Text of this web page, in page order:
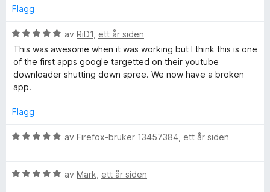
a
5
1
t
v
5
d
r
t
u
a
Flagg
V
u
r
d
e
t
i
u
av RiD1 ett år siden
This was awesome when it was working but I think this is one
of the first apps google targetted on their youtube
downloader shutting down spree. We now have a broken
app.
Flagg
V
d
av Firefox-bruker 13457384 ett år siden
V
av Mark ett år siden